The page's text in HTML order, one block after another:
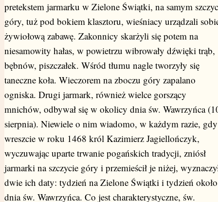
pretekstem jarmarku w Zielone Świątki, na samym
góry, tuż pod bokiem klasztoru, wieśniacy urządzali
żywiołową zabawę. Zakonnicy skarżyli się potem na
niesamowity hałas, w powietrzu wibrowały dźwięki trąb,
bębnów, piszczałek. Wśród tłumu nagle tworzyły się
taneczne koła. Wieczorem na zboczu góry zapalano
ogniska. Drugi jarmark, również wielce gorszący
mnichów, odbywał się w okolicy dnia św. Wawrzyńca
sierpnia). Niewiele o nim wiadomo, w każdym razie, gdy
wreszcie w roku 1468 król Kazimierz Jagiellończyk,
wyczuwając uparte trwanie pogańskich tradycji, zniósł
jarmarki na szczycie góry i przemieścił je niżej,
dwie ich daty: tydzień na Zielone Świątki i tydzień około
dnia św. Wawrzyńca. Co jest charakterystyczne, św.